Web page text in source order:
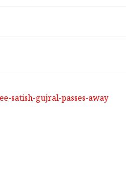
satish-gujral-passes-away